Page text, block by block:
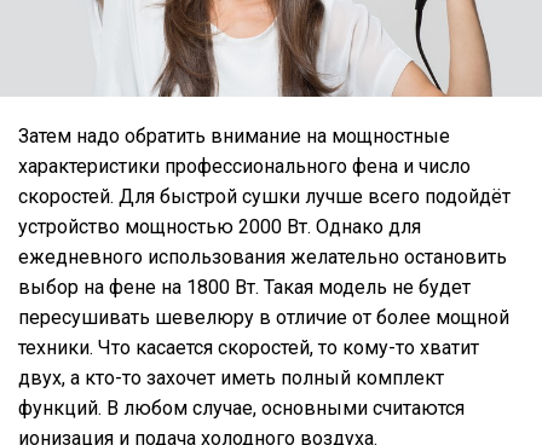
Затем надо обратить внимание на мощностные
характеристики профессионального фена и число
скоростей. Для быстрой сушки лучше всего подойдёт
устройство мощностью 2000 Вт. Однако для
ежедневного использования желательно остановить
выбор на фене на 1800 Вт. Такая модель не будет
пересушивать шевелюру в отличие от более мощной
техники. Что касается скоростей, то кому-то хватит
двух, а кто-то захочет иметь полный комплект
функций. В любом случае, основными считаются
ионизация и подача холодного воздуха.